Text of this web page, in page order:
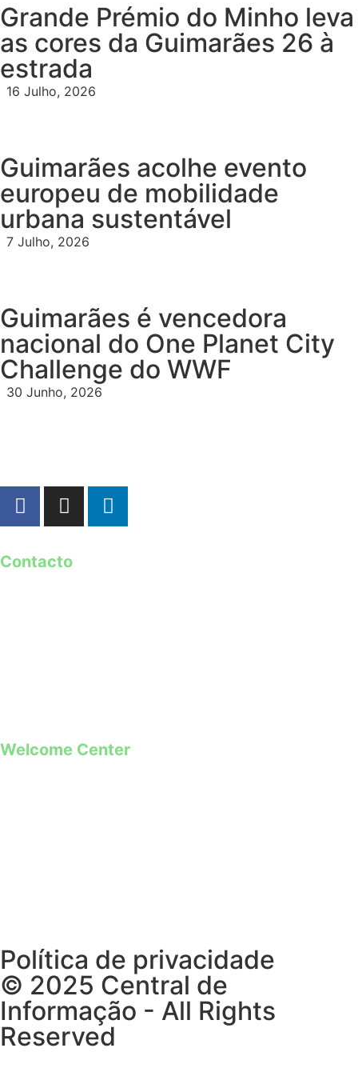
Grande Prémio do Minho leva
as cores da Guimarães 26 à
estrada
16 Julho, 2026
Guimarães acolhe evento
europeu de mobilidade
urbana sustentável
7 Julho, 2026
Guimarães é vencedora
nacional do One Planet City
Challenge do WWF
30 Junho, 2026
Contacto
Welcome Center
Política de privacidade
© 2025 Central de
Informação - All Rights
Reserved